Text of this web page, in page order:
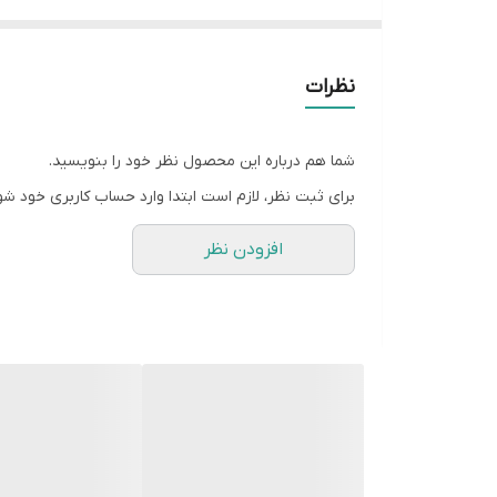
نحوه عملکرد برفک زدائی دستی در فریزرهای نوفراست :
پس از هر بار خارج شدن فریزر از حالت انجماد سریع
نظرات
شما هم درباره این محصول نظر خود را بنویسید.
برای ثبت نظر، لازم است ابتدا وارد حساب کاربری خود
افزودن نظر